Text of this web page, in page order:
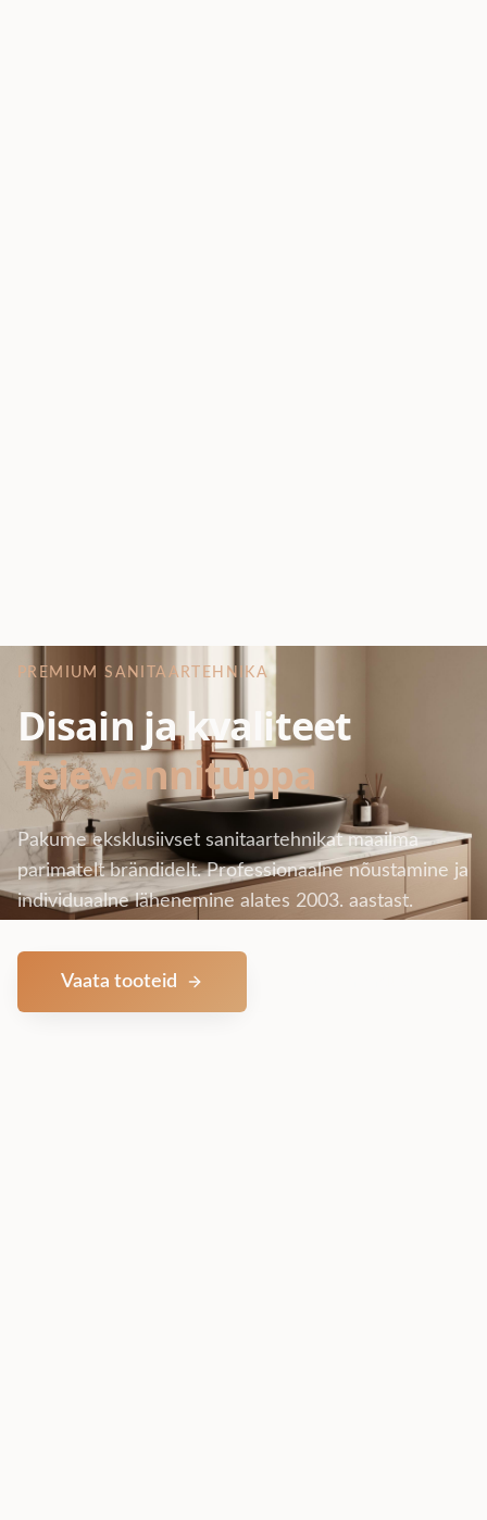
PREMIUM SANITAARTEHNIKA
Disain ja kvaliteet
Teie vannituppa
Pakume eksklusiivset sanitaartehnikat maailma
parimatelt brändidelt. Professionaalne nõustamine ja
individuaalne lähenemine alates 2003. aastast.
Vaata tooteid